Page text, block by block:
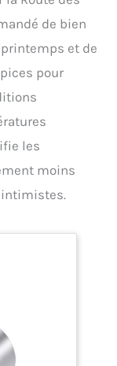
de bien
et de
pour
les
moins
intimistes.